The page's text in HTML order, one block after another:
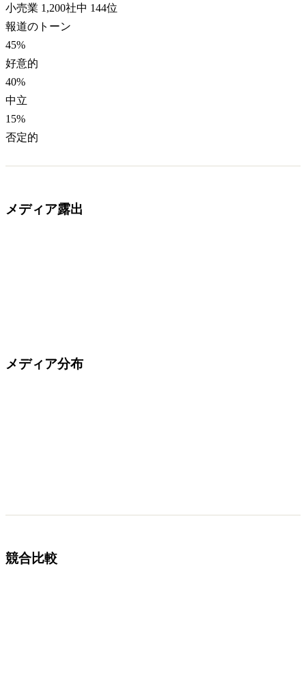
小売業 1,200社中 144位
報道のトーン
45%
好意的
40%
中立
15%
否定的
メディア露出
メディア分布
競合比較